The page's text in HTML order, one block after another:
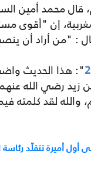
محمد أمين
إن "أقوى
: "من أراد أن
": هذا الحديث
زيد رضي الله
والله لقد كلمته
أول أميرة تتقلّد